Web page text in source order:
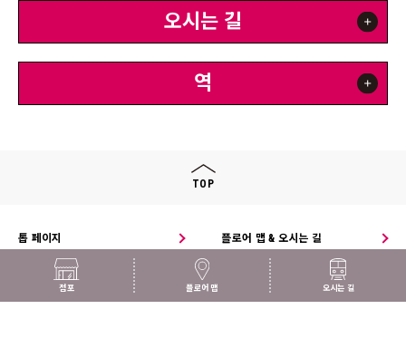
오시는 길
역
TOP
톱 페이지
플로어 맵 & 오시는 길
점포 플로어 맵 오시는 길